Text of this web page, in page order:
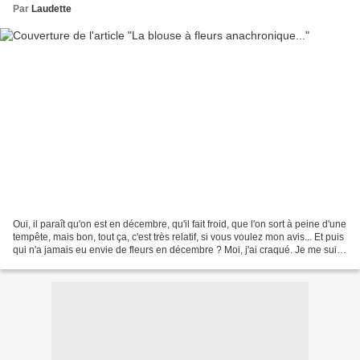
Par Laudette
Oui, il paraît qu'on est en décembre, qu'il fait froid, que l'on sort à peine d'une
tempête, mais bon, tout ça, c'est très relatif, si vous voulez mon avis... Et puis
qui n'a jamais eu envie de fleurs en décembre ? Moi, j'ai craqué. Je me suis